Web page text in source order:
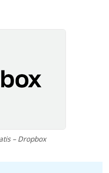
– Dropbox